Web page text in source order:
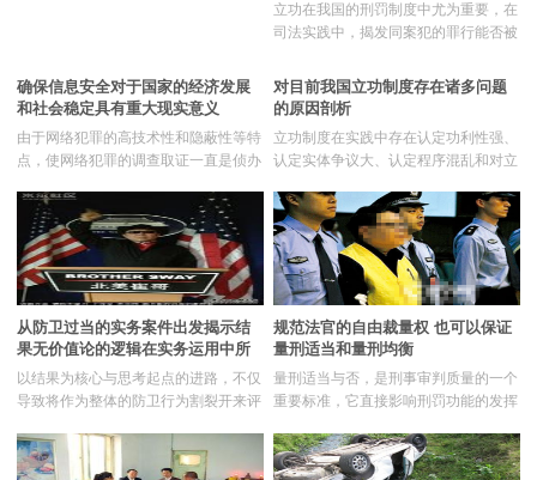
上设置立功制度的初衷和旨趣，需要防
止的只是帮助立功制度的司法异化现象
立功在我国的刑罚制度中尤为重要，在
司法实践中，揭发同案犯的罪行能否被
的犯罪行为是否构成立功，检举连累犯
的犯罪行为是否构成立功，利用职务之
功，一般立功与重大立功如何认定，自
首后又有一般立功表现的应当如何处罚
六个问题，争议较大，需要进一步探
讨。
确保信息安全对于国家的经济发展
和社会稳定具有重大现实意义
由于网络犯罪的高技术性和隐蔽性等特
点，使网络犯罪的调查取证一直是侦办
角度出发，对计算机网络犯罪的特点、
取证方法和取证步骤，以及网络犯罪的
取证技术发展方向等问题进行研究和探
讨。
对目前我国立功制度存在诸多问题
的原因剖析
立功制度在实践中存在认定功利性强、
认定实体争议大、认定程序混乱和对立
的存在主要由于对立功制度本质争议
大、执法理念偏差、法律规定和工作机
制不完善等方面决定的；基于此应当有
针对性地对立功制度进行完善。
从防卫过当的实务案件出发揭示结
果无价值论的逻辑在实务运用中所
呈现的问题
以结果为核心与思考起点的进路，不仅
导致将作为整体的防卫行为割裂开来评
立的意义与地位，还进一步促成防卫过
当一般构成故意犯罪的结论。实务
规范法官的自由裁量权 也可以保证
量刑适当和量刑均衡
量刑适当与否，是刑事审判质量的一个
重要标准，它直接影响刑罚功能的发挥
据刑法规定和量刑规范化的实践，量刑
适当应当包括以下四个步骤，缺一不